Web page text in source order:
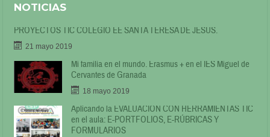
NOTICIAS
PROYECTOS TIC COLEGIO EE SANTA TERESA DE JESÚS.
21 mayo 2019
Mi familia en el mundo. Erasmus + en el IES Miguel de
Cervantes de Granada
18 mayo 2019
Aplicando la EVALUACIÓN CON HERRAMIENTAS TIC
en el aula: E-PORTFOLIOS, E-RÚBRICAS Y
FORMULARIOS